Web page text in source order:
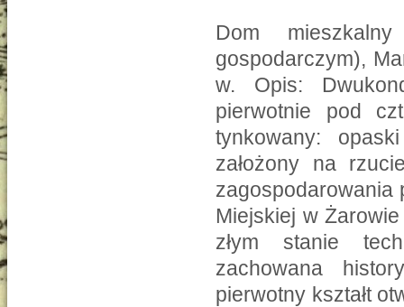
Dom
gospodarczym),
w. Opis:
pierwotnie pod
tynkowany:
założony na
zagospodarowania
Miejskiej w
złym stanie
zachowana
pierwotny kształt